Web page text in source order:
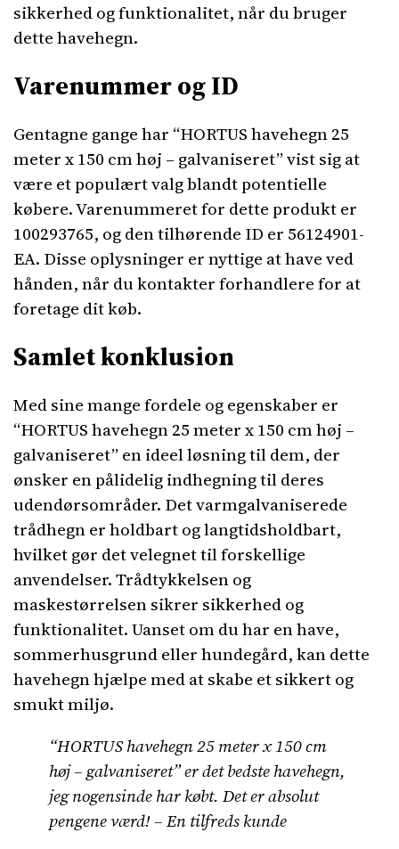
sikkerhed og funktionalitet, når du bruger
dette havehegn.
Varenummer og ID
Gentagne gange har “HORTUS havehegn 25
meter x 150 cm høj – galvaniseret” vist sig at
være et populært valg blandt potentielle
købere. Varenummeret for dette produkt er
100293765, og den tilhørende ID er 56124901-
EA. Disse oplysninger er nyttige at have ved
hånden, når du kontakter forhandlere for at
foretage dit køb.
Samlet konklusion
Med sine mange fordele og egenskaber er
“HORTUS havehegn 25 meter x 150 cm høj –
galvaniseret” en ideel løsning til dem, der
ønsker en pålidelig indhegning til deres
udendørsområder. Det varmgalvaniserede
trådhegn er holdbart og langtidsholdbart,
hvilket gør det velegnet til forskellige
anvendelser. Trådtykkelsen og
maskestørrelsen sikrer sikkerhed og
funktionalitet. Uanset om du har en have,
sommerhusgrund eller hundegård, kan dette
havehegn hjælpe med at skabe et sikkert og
smukt miljø.
“HORTUS havehegn 25 meter x 150 cm
høj – galvaniseret” er det bedste havehegn,
jeg nogensinde har købt. Det er absolut
pengene værd! – En tilfreds kunde